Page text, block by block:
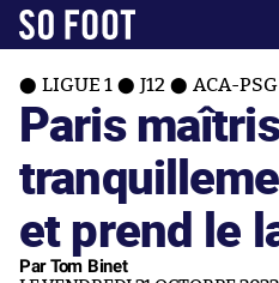
LIGUE 1 J12 ACA-
Paris
et prend le
Par Tom Binet